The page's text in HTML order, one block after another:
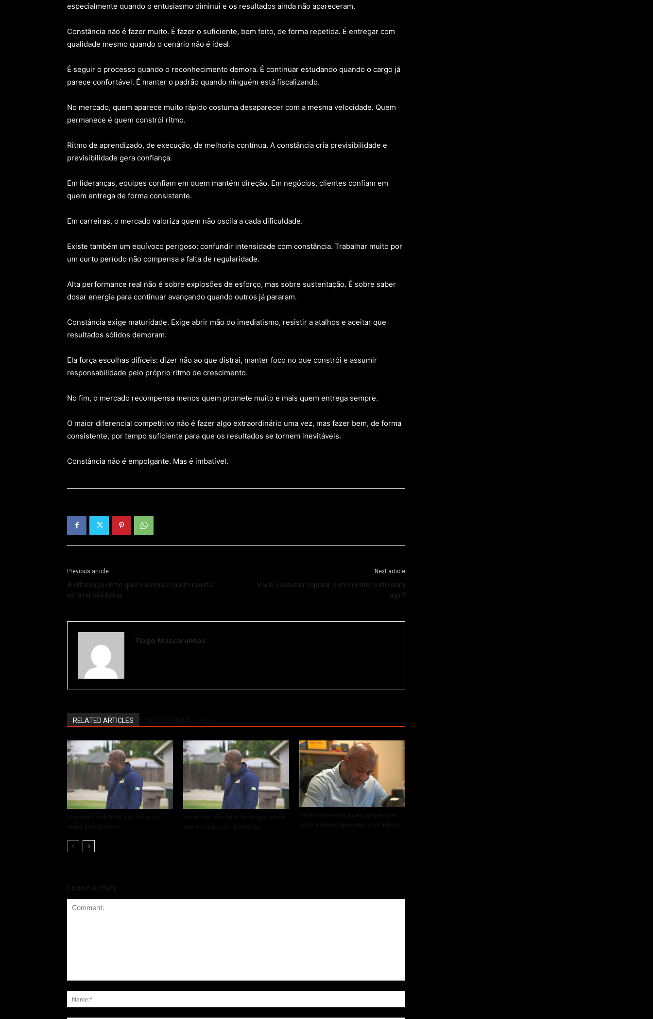
especialmente quando o entusiasmo diminui e os resultados ainda não apareceram.
Constância não é fazer muito. É fazer o suficiente, bem feito, de forma repetida. É entregar com
qualidade mesmo quando o cenário não é ideal.
É seguir o processo quando o reconhecimento demora. É continuar estudando quando o cargo já
parece confortável. É manter o padrão quando ninguém está fiscalizando.
No mercado, quem aparece muito rápido costuma desaparecer com a mesma velocidade. Quem
permanece é quem constrói ritmo.
Ritmo de aprendizado, de execução, de melhoria contínua. A constância cria previsibilidade e
previsibilidade gera confiança.
Em lideranças, equipes confiam em quem mantém direção. Em negócios, clientes confiam em
quem entrega de forma consistente.
Em carreiras, o mercado valoriza quem não oscila a cada dificuldade.
Existe também um equívoco perigoso: confundir intensidade com constância. Trabalhar muito por
um curto período não compensa a falta de regularidade.
Alta performance real não é sobre explosões de esforço, mas sobre sustentação. É sobre saber
dosar energia para continuar avançando quando outros já pararam.
Constância exige maturidade. Exige abrir mão do imediatismo, resistir a atalhos e aceitar que
resultados sólidos demoram.
Ela força escolhas difíceis: dizer não ao que distrai, manter foco no que constrói e assumir
responsabilidade pelo próprio ritmo de crescimento.
No fim, o mercado recompensa menos quem promete muito e mais quem entrega sempre.
O maior diferencial competitivo não é fazer algo extraordinário uma vez, mas fazer bem, de forma
consistente, por tempo suficiente para que os resultados se tornem inevitáveis.
Constância não é empolgante. Mas é imbatível.
Previous article
A diferença entre quem sonha e quem realiza
está na disciplina
Next article
Você costuma esperar o momento certo para
agir?
Tiago Mascarenhas
RELATED ARTICLES